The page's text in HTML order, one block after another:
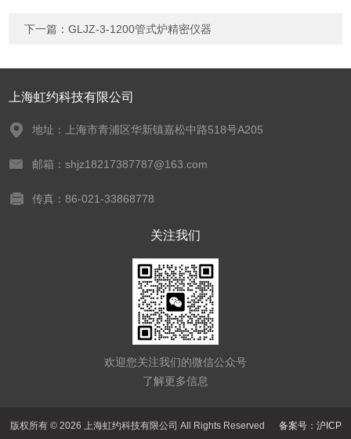
下一篇：GLJZ-3-1200管式炉精密仪器
上海虹约科技有限公司
地址：上海市青浦区华新镇嘉松中路518号A205
邮箱：shjz18217387787@163.com
传真：86-021-33868778
关注我们
欢迎您关注我们的微信公众号
了解更多信息
版权所有 © 2026 上海虹约科技有限公司 All Rights Reserved 备案号：沪ICP